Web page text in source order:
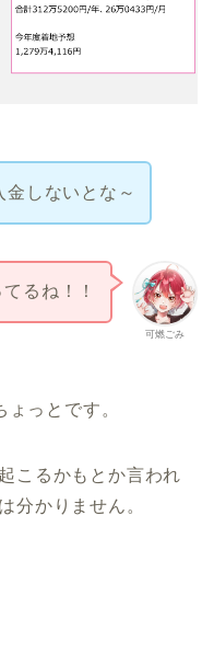
しないとな～
可燃ごみ
るね！！
っとです。
こるかもとか言われ
分かりません。